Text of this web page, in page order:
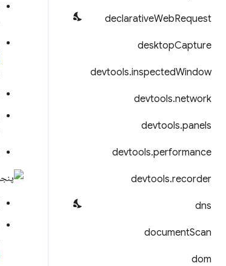
declarativeWebRequest
desktopCapture
devtools.inspectedWindow
devtools.network
devtools.panels
devtools.performance
devtools.recorder
dns
documentScan
dom